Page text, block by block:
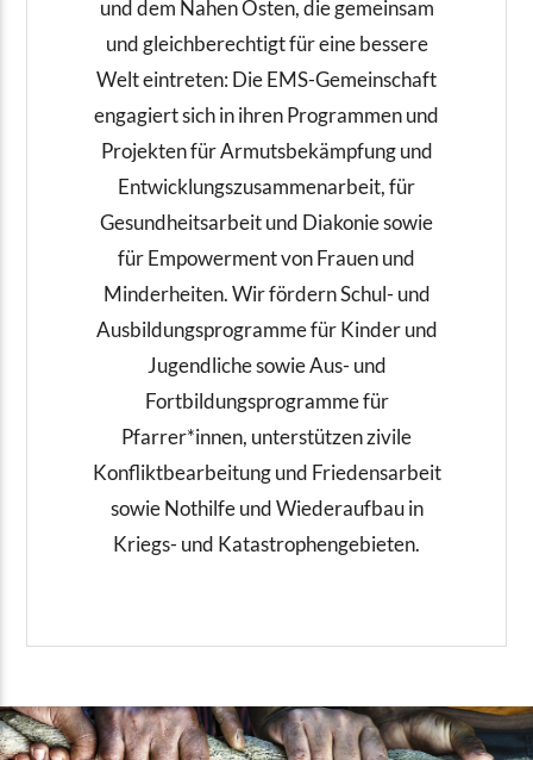
und dem Nahen Osten, die gemeinsam
und gleichberechtigt für eine bessere
Welt eintreten: Die EMS-Gemeinschaft
engagiert sich in ihren Programmen und
Projekten für Armutsbekämpfung und
Entwicklungszusammenarbeit, für
Gesundheitsarbeit und Diakonie sowie
für Empowerment von Frauen und
Minderheiten. Wir fördern Schul- und
Ausbildungsprogramme für Kinder und
Jugendliche sowie Aus- und
Fortbildungsprogramme für
Pfarrer*innen, unterstützen zivile
Konfliktbearbeitung und Friedensarbeit
sowie Nothilfe und Wiederaufbau in
Kriegs- und Katastrophengebieten.